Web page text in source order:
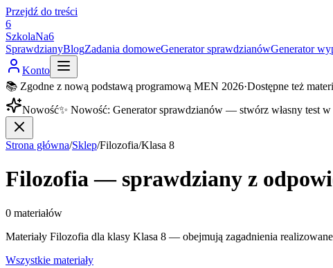
Przejdź do treści
6
SzkolaNa6
SprawdzianyBlogZadania domoweGenerator sprawdzianówGenerator
Konto
📚 Zgodne z nową podstawą programową MEN 2026·Dostępne też
Nowość✨ Nowość: Generator sprawdzianów — stwórz własny test w
Strona główna/Sklep/Filozofia/Klasa 8
Filozofia — sprawdziany z
0 materiałów
Materiały Filozofia dla klasy Klasa 8 — obejmują zagadnienia
Wszystkie materiały